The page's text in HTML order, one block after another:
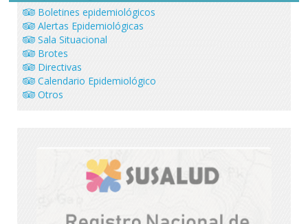
Boletines epidemiológicos
Alertas Epidemiológicas
Sala Situacional
Brotes
Directivas
Calendario Epidemiológico
Otros